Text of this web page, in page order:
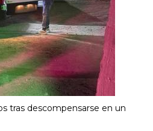
tras descompensarse en un